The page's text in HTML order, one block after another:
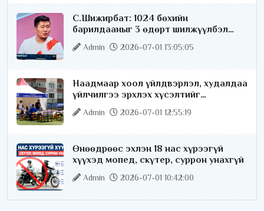
С.Шижирбат: 1024 бөхийн
барилдааныг 3 өдөрт шилжүүлбэл
найраа тун нарийн явагдана
Admin 2026-07-01 13:05:05
Наадмаар хоол үйлдвэрлэл, худалдаа
үйлчилгээ эрхлэх хүсэлтийг
license.mn сайтаар авч байна
Admin 2026-07-01 12:55:19
Өнөөдрөөс эхлэн 18 нас хүрээгүй
хүүхэд мопед, скүтер, суррон унахгүй
Admin 2026-07-01 10:42:00